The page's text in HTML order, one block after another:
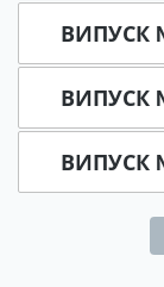
ВИПУСК
ВИПУСК
ВИПУСК